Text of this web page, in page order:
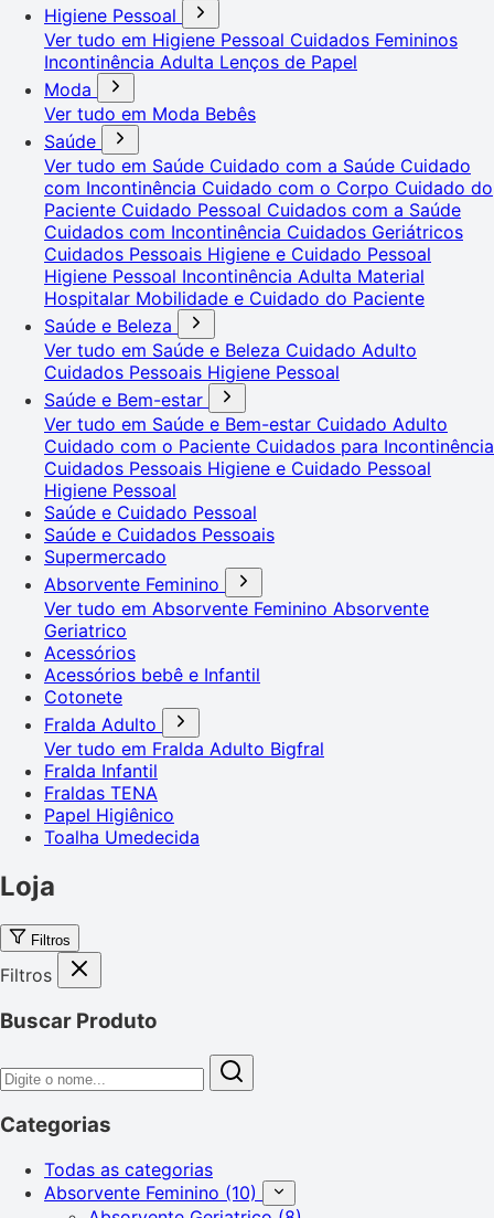
Higiene Pessoal
Ver tudo em Higiene Pessoal Cuidados Femininos
Incontinência Adulta Lenços de Papel
Moda
Ver tudo em Moda Bebês
Saúde
Ver tudo em Saúde Cuidado com a Saúde Cuidado
com Incontinência Cuidado com o Corpo Cuidado do
Paciente Cuidado Pessoal Cuidados com a Saúde
Cuidados com Incontinência Cuidados Geriátricos
Cuidados Pessoais Higiene e Cuidado Pessoal
Higiene Pessoal Incontinência Adulta Material
Hospitalar Mobilidade e Cuidado do Paciente
Saúde e Beleza
Ver tudo em Saúde e Beleza Cuidado Adulto
Cuidados Pessoais Higiene Pessoal
Saúde e Bem-estar
Ver tudo em Saúde e Bem-estar Cuidado Adulto
Cuidado com o Paciente Cuidados para Incontinência
Cuidados Pessoais Higiene e Cuidado Pessoal
Higiene Pessoal
Saúde e Cuidado Pessoal
Saúde e Cuidados Pessoais
Supermercado
Absorvente Feminino
Ver tudo em Absorvente Feminino Absorvente
Geriatrico
Acessórios
Acessórios bebê e Infantil
Cotonete
Fralda Adulto
Ver tudo em Fralda Adulto Bigfral
Fralda Infantil
Fraldas TENA
Papel Higiênico
Toalha Umedecida
Loja
Filtros
Filtros
Buscar Produto
Categorias
Todas as categorias
Absorvente Feminino (10)